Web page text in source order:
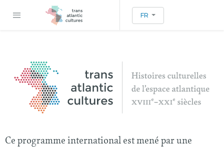
FR
Ce programme international est mené par une